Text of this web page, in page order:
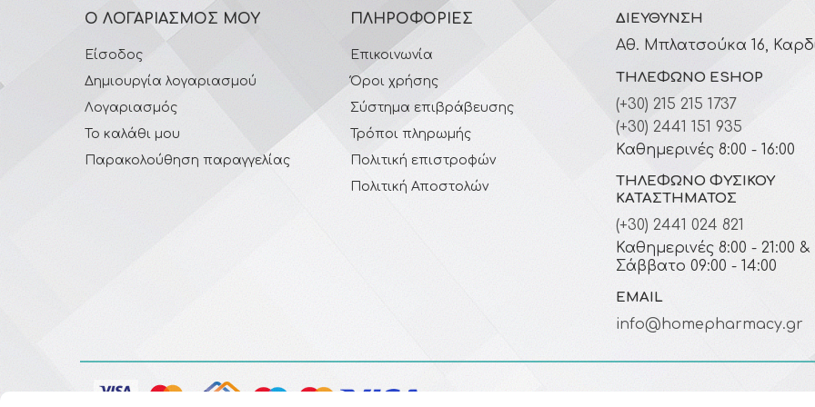
Ο ΛΟΓΑΡΙΑΣΜΌΣ ΜΟΥ
Είσοδος
Δημιουργία λογαριασμού
Λογαριασμός
Το καλάθι μου
Παρακολούθηση παραγγελίας
ΠΛΗΡΟΦΟΡΊΕΣ
Επικοινωνία
Όροι χρήσης
Σύστημα επιβράβευσης
Τρόποι πληρωμής
Πολιτική επιστροφών
Πολιτική Αποστολών
ΔΙΕΎΘΥΝΣΗ
Αθ. Μπλατσούκα 16,
ΤΗΛΈΦΩΝΟ ESHOP
(+30) 215 215 1737
(+30) 2441 151 935
Καθημερινές 8:00 - 16:00
ΤΗΛΈΦΩΝΟ ΦΥΣΙΚΟΎ
ΚΑΤΑΣΤΉΜΑΤΟΣ
(+30) 2441 024 821
Καθημερινές 8:00 - 21:00 &
Σάββατο 09:00 - 14:00
EMAIL
info@homepharmacy.gr